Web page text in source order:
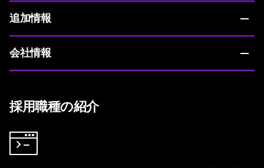
追加情報
会社情報
採用職種の紹介